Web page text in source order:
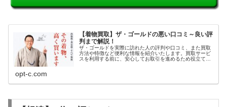
【着物買取】ザ・ゴールドの悪い口コミ～良い評
判まで解説！
ザ・ゴールドを実際に訪れた人の評判や口コミ、また買取
方法や特徴など便利な情報を紹介いたします。買取サービ
スを利用する前に、安心してお取引を進めるため役立てて
opt-c.com